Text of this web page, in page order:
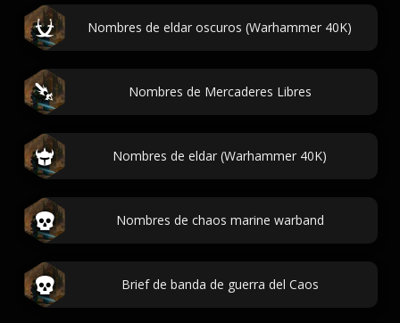
Nombres de eldar oscuros (Warhammer 40K)
Nombres de Mercaderes Libres
Nombres de eldar (Warhammer 40K)
Nombres de chaos marine warband
Brief de banda de guerra del Caos